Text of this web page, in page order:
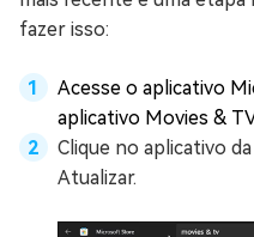
fazer isso:
Acesse o aplicativo
aplicativo Movies &
Clique no aplicativo
Atualizar.